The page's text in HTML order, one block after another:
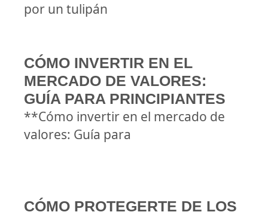
por un tulipán
CÓMO INVERTIR EN EL
MERCADO DE VALORES:
GUÍA PARA PRINCIPIANTES
**Cómo invertir en el mercado de
valores: Guía para
CÓMO PROTEGERTE DE LOS